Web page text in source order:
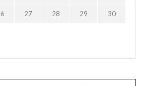
27 28 29 30